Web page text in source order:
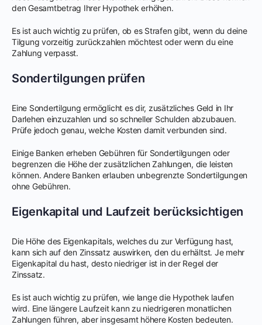
den Gesamtbetrag Ihrer Hypothek erhöhen.
Es ist auch wichtig zu prüfen, ob es Strafen gibt, wenn du deine
Tilgung vorzeitig zurückzahlen möchtest oder wenn du eine
Zahlung verpasst.
Sondertilgungen prüfen
Eine Sondertilgung ermöglicht es dir, zusätzliches Geld in Ihr
Darlehen einzuzahlen und so schneller Schulden abzubauen.
Prüfe jedoch genau, welche Kosten damit verbunden sind.
Einige Banken erheben Gebühren für Sondertilgungen oder
begrenzen die Höhe der zusätzlichen Zahlungen, die leisten
können. Andere Banken erlauben unbegrenzte Sondertilgungen
ohne Gebühren.
Eigenkapital und Laufzeit berücksichtigen
Die Höhe des Eigenkapitals, welches du zur Verfügung hast,
kann sich auf den Zinssatz auswirken, den du erhältst. Je mehr
Eigenkapital du hast, desto niedriger ist in der Regel der
Zinssatz.
Es ist auch wichtig zu prüfen, wie lange die Hypothek laufen
wird. Eine längere Laufzeit kann zu niedrigeren monatlichen
Zahlungen führen, aber insgesamt höhere Kosten bedeuten.